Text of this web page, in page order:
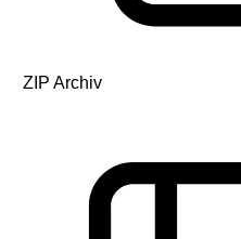
ZIP Archiv